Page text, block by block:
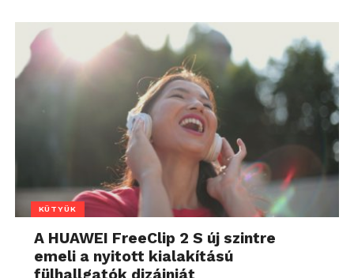
KÜTYÜK
A HUAWEI FreeClip 2 S új szintre
emeli a nyitott kialakítású
fülhallgatók dizájnját